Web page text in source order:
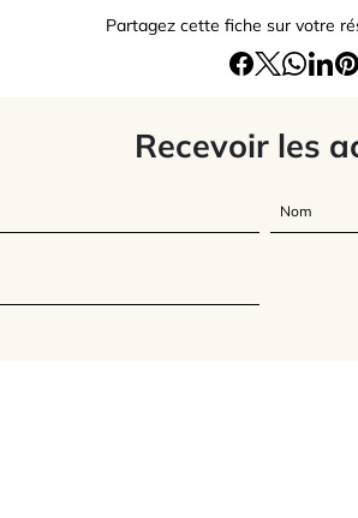
Partagez cette fiche sur votre
Recevoir les